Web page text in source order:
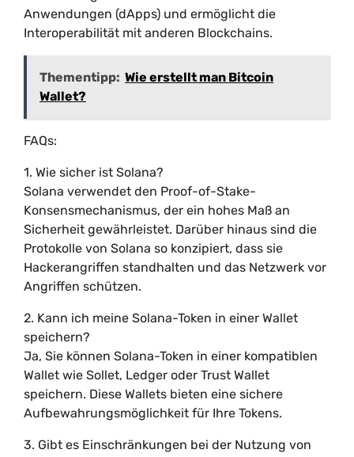
Anwendungen (dApps) und ermöglicht die
Interoperabilität mit anderen Blockchains.
Thementipp: Wie erstellt man Bitcoin
Wallet?
FAQs:
1. Wie sicher ist Solana?
Solana verwendet den Proof-of-Stake-
Konsensmechanismus, der ein hohes Maß an
Sicherheit gewährleistet. Darüber hinaus sind die
Protokolle von Solana so konzipiert, dass sie
Hackerangriffen standhalten und das Netzwerk vor
Angriffen schützen.
2. Kann ich meine Solana-Token in einer Wallet
speichern?
Ja, Sie können Solana-Token in einer kompatiblen
Wallet wie Sollet, Ledger oder Trust Wallet
speichern. Diese Wallets bieten eine sichere
Aufbewahrungsmöglichkeit für Ihre Tokens.
3. Gibt es Einschränkungen bei der Nutzung von